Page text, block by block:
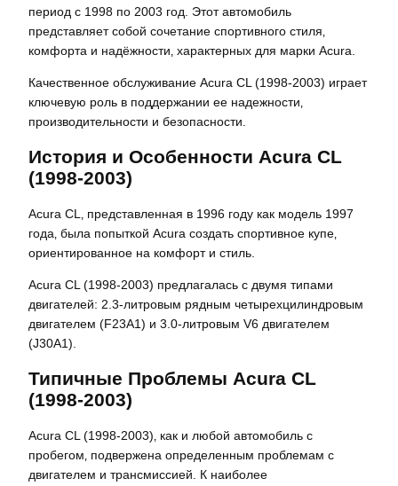
период с 1998 по 2003 год. Этот автомобиль
представляет собой сочетание спортивного стиля‚
комфорта и надёжности‚ характерных для марки Acura.
Качественное обслуживание Acura CL (1998-2003) играет
ключевую роль в поддержании ее надежности‚
производительности и безопасности.
История и Особенности Acura CL
(1998-2003)
Acura CL‚ представленная в 1996 году как модель 1997
года‚ была попыткой Acura создать спортивное купе‚
ориентированное на комфорт и стиль.
Acura CL (1998-2003) предлагалась с двумя типами
двигателей: 2.3-литровым рядным четырехцилиндровым
двигателем (F23A1) и 3.0-литровым V6 двигателем
(J30A1).
Типичные Проблемы Acura CL
(1998-2003)
Acura CL (1998-2003)‚ как и любой автомобиль с
пробегом‚ подвержена определенным проблемам с
двигателем и трансмиссией. К наиболее